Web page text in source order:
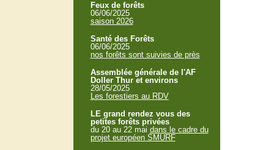
Feux de forêts
06/06/2025
saison 2026
Santé des Forêts
06/06/2025
nos forêts sont suivies de près
Assemblée générale de l'AF
Doller Thur et environs
28/05/2025
Les forestiers au RDV
LE grand rendez vous des
petites forêts privées
du 20 au 22 mai dans le cadre du
projet européen SMURF